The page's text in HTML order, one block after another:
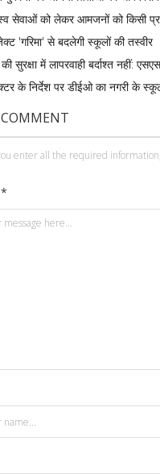
सेवाओं को लेकर आमजनों को किसी
'गरिमा' से बदलेगी स्कूलों की तस्वीर
सुरक्षा में लापरवाही बर्दाश्त नहीं:
के निर्देश पर डीईओ का नगरी के स्कूलों
COMMENT
enter all the required